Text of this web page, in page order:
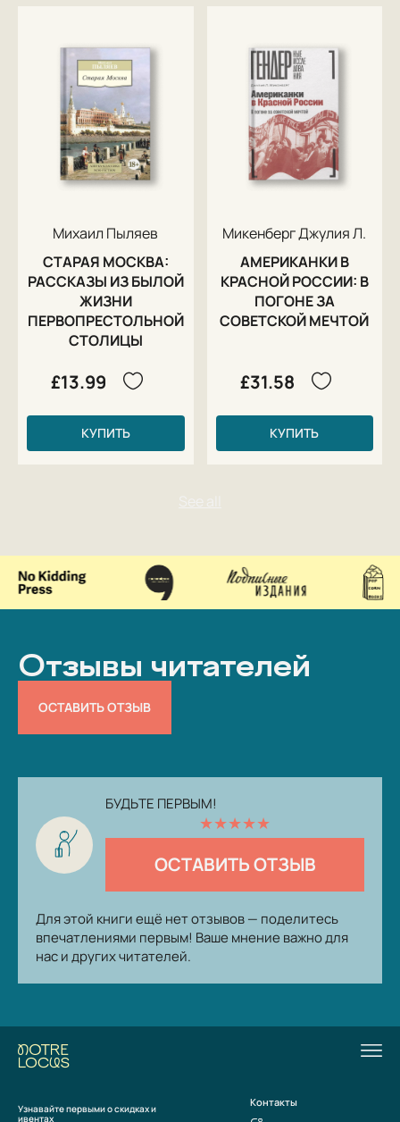
Михаил Пыляев
СТАРАЯ МОСКВА:
РАССКАЗЫ ИЗ БЫЛОЙ
ЖИЗНИ
ПЕРВОПРЕСТОЛЬНОЙ
СТОЛИЦЫ
£13.99
КУПИТЬ
Микенберг Джулия Л.
АМЕРИКАНКИ В
КРАСНОЙ РОССИИ: В
ПОГОНЕ ЗА
СОВЕТСКОЙ МЕЧТОЙ
£31.58
КУПИТЬ
Отзывы читателей
ОСТАВИТЬ ОТЗЫВ
БУДЬТЕ ПЕРВЫМ!
★★★★★
ОСТАВИТЬ ОТЗЫВ
Для этой книги ещё нет отзывов — поделитесь
впечатлениями первым! Ваше мнение важно для
нас и других читателей.
Узнавайте первыми о скидках и
ивентах
Контакты